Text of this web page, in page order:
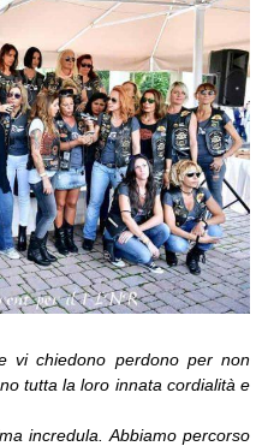
vi chiedono perdono per non
tutta la loro innata cordialità e
incredula. Abbiamo percorso